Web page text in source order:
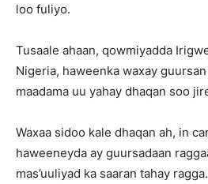
loo fuliyo.
Tusaale ahaan, qowmiyadda
Nigeria, haweenka waxay
maadama uu yahay dhaqan soo
Waxaa sidoo kale dhaqan ah, in
haweeneyda ay guursadaan
mas’uuliyad ka saaran tahay ragga.